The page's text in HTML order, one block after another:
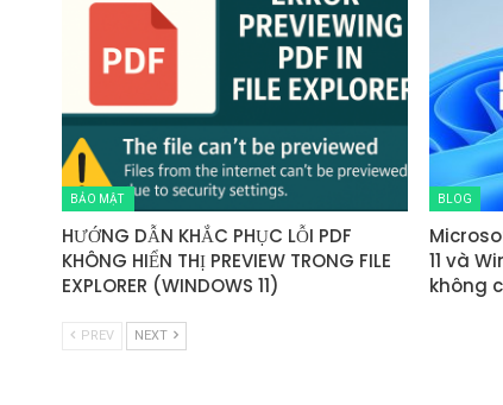
BẢO MẬT
HƯỚNG DẪN KHẮC PHỤC LỖI PDF
KHÔNG HIỂN THỊ PREVIEW TRONG FILE
EXPLORER (WINDOWS 11)
BLOG
11 và
không
PREV NEXT